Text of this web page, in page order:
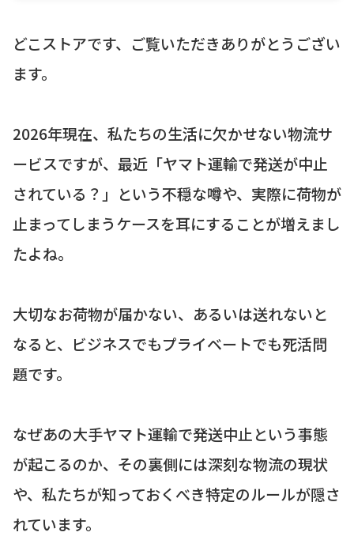
どこストアです、ご覧いただきありがとうござい
ます。
2026年現在、私たちの生活に欠かせない物流サ
ービスですが、最近「ヤマト運輸で発送が中止
されている？」という不穏な噂や、実際に荷物が
止まってしまうケースを耳にすることが増えまし
たよね。
大切なお荷物が届かない、あるいは送れないと
なると、ビジネスでもプライベートでも死活問
題です。
なぜあの大手ヤマト運輸で発送中止という事態
が起こるのか、その裏側には深刻な物流の現状
や、私たちが知っておくべき特定のルールが隠さ
れています。